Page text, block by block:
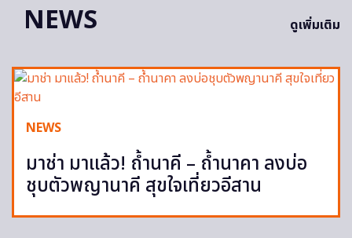
NEWS ดูเพิ่มเติม
NEWS
มาช่า มาแล้ว! ถ้ำนาคี – ถ้ำนาคา ลงบ่อ
ชุบตัวพญานาคี สุขใจเที่ยวอีสาน